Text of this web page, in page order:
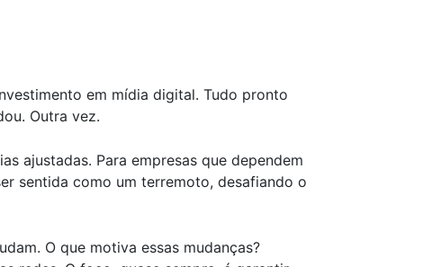
em mídia digital. Tudo pronto
Outra vez.
ajustadas. Para empresas que dependem
sentida como um terremoto, desafiando o
O que motiva essas mudanças?